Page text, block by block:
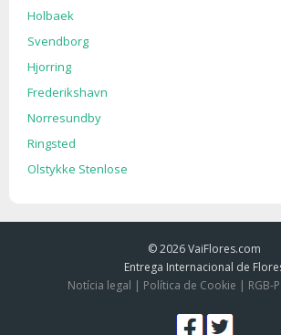
Holbaek
Svendborg
Hjorring
Frederikshavn
Norresundby
Ringsted
Olstykke Stenlose
© 2026VaiFlores.com
Entrega Internacional de
Notícia legal | Política de Cookie | RGB-